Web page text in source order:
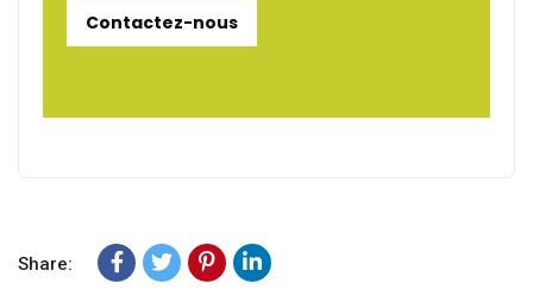
Contactez-nous
Share: